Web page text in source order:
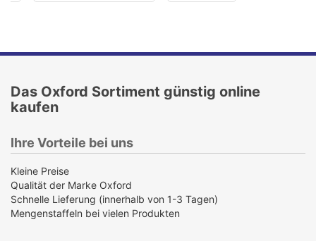
Das Oxford Sortiment günstig online
kaufen
Ihre Vorteile bei uns
Kleine Preise
Qualität der Marke Oxford
Schnelle Lieferung (innerhalb von 1-3 Tagen)
Mengenstaffeln bei vielen Produkten